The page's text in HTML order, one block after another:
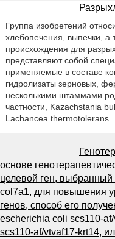
Группа изобретений
хлебопечения, выпечки, а
происхождения для
представляют собой
применяемые в составе
гидролизаты зерновых,
несколькими штаммами
частности, Kazachstania
Lachancea thermotolerans.
основе
целевой ген, выбранный
col7a1, для повышения
генов, способ его
escherichia coli scs110-
scs110-af/vtvaf17-krt14,